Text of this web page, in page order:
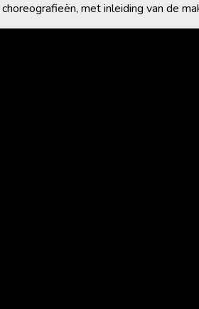
met inleiding van de